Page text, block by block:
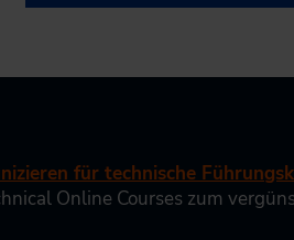
für technische
Online Courses zum